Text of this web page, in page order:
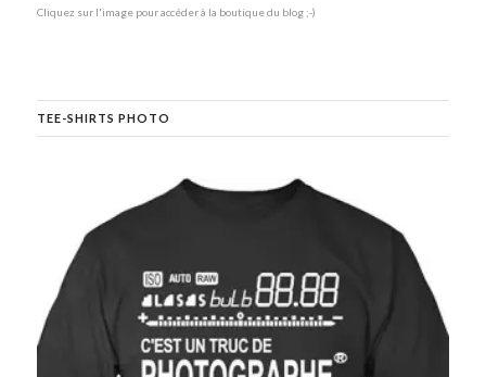
Cliquez sur l'image pour accéder à la boutique du blog ;-)
TEE-SHIRTS PHOTO